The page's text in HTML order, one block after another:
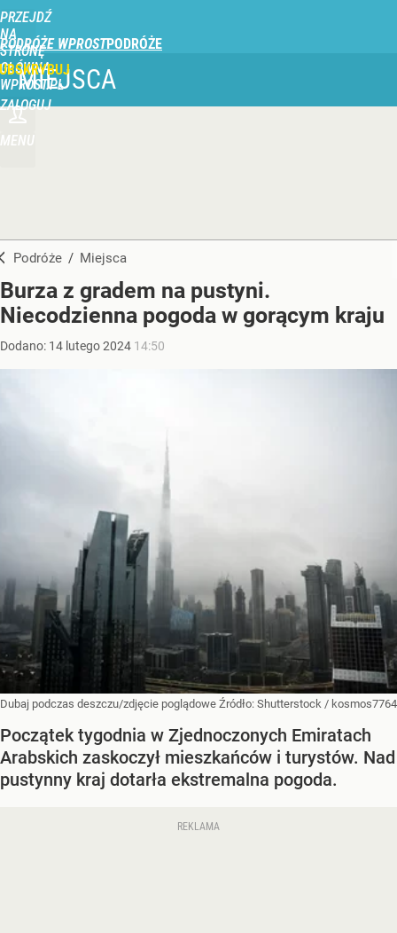
PRZEJDŹ
NA
STRONĘ
GŁÓWNĄ
WPROST.PL
PODRÓŻE WPROST
ZALOGUJ
MENU
MIEJSCA
Podróże / Miejsca
Burza z gradem na pustyni.
Niecodzienna pogoda w gorącym kraju
Dodano: 14 lutego2024 14:50
Dubaj podczas deszczu/zdjęcie poglądowe Źródło: Shutterstock / kosmos7764
Początek tygodnia w Zjednoczonych Emiratach
Arabskich zaskoczył mieszkańców i turystów. Nad
pustynny kraj dotarła ekstremalna pogoda.